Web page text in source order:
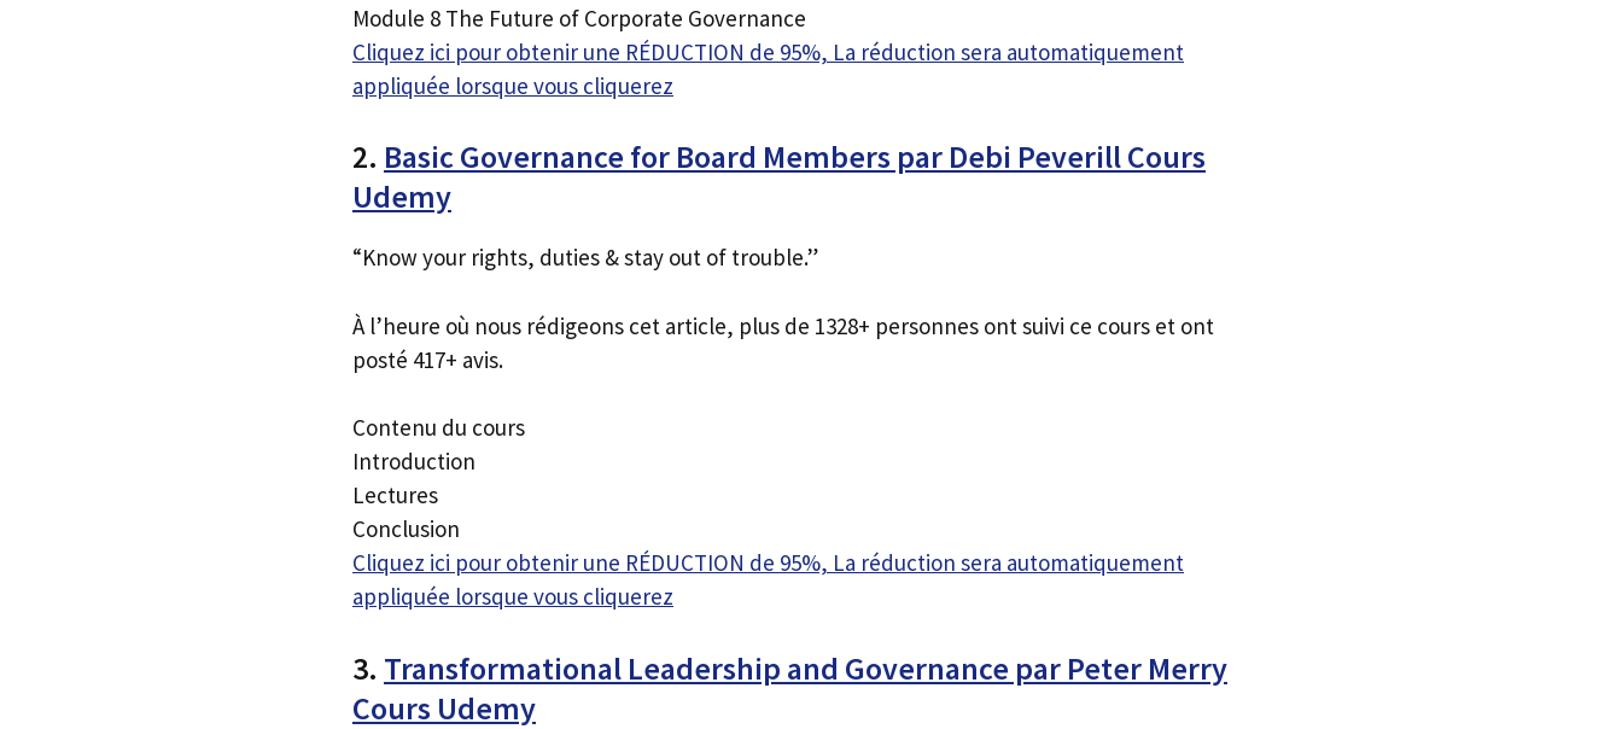
Module 8 The Future of Corporate Governance
Cliquez ici pour obtenir une RÉDUCTION de 95%, La réduction sera automatiquement
appliquée lorsque vous cliquerez
2. Basic Governance for Board Members par Debi Peverill Cours
Udemy
“Know your rights, duties & stay out of trouble.”
À l’heure où nous rédigeons cet article, plus de 1328+ personnes ont suivi ce cours et ont
posté 417+ avis.
Contenu du cours
Introduction
Lectures
Conclusion
Cliquez ici pour obtenir une RÉDUCTION de 95%, La réduction sera automatiquement
appliquée lorsque vous cliquerez
3. Transformational Leadership and Governance par Peter Merry
Cours Udemy